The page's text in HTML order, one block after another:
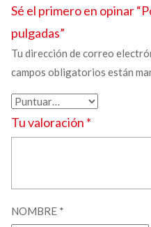
Sé el primero en opinar “
pulgadas”
Tu dirección de correo
campos obligatorios están
Tu valoración *
NOMBRE *